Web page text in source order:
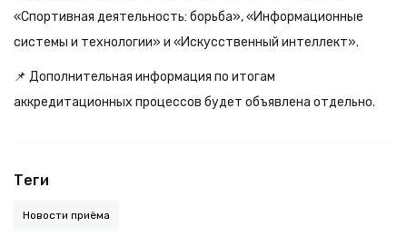
«Спортивная деятельность: борьба», «Информационные
системы и технологии» и «Искусственный интеллект».
📌 Дополнительная информация по итогам
аккредитационных процессов будет объявлена отдельно.
Теги
Новости приёма